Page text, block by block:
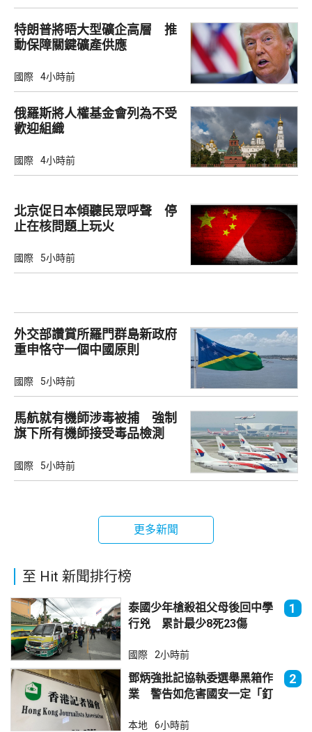
特朗普將晤大型礦企高層 推
動保障關鍵礦產供應
國際 4小時前
俄羅斯將人權基金會列為不受
歡迎組織
國際 4小時前
北京促日本傾聽民眾呼聲 停
止在核問題上玩火
國際 5小時前
外交部讚賞所羅門群島新政府
重申恪守一個中國原則
國際 5小時前
馬航就有機師涉毒被捕 強制
旗下所有機師接受毒品檢測
國際 5小時前
更多新聞
至 Hit 新聞排行榜
泰國少年槍殺祖父母後回中學
行兇 累計最少8死23傷
1
國際 2小時前
鄧炳強批記協執委選舉黑箱作
業 警告如危害國安一定「釘
2
本地 6小時前